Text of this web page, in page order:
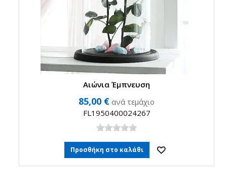
Αιώνια Έμπνευση
85,00 € ανά τεμάχιο
FL1950400024267
Προσθήκη στο καλάθι